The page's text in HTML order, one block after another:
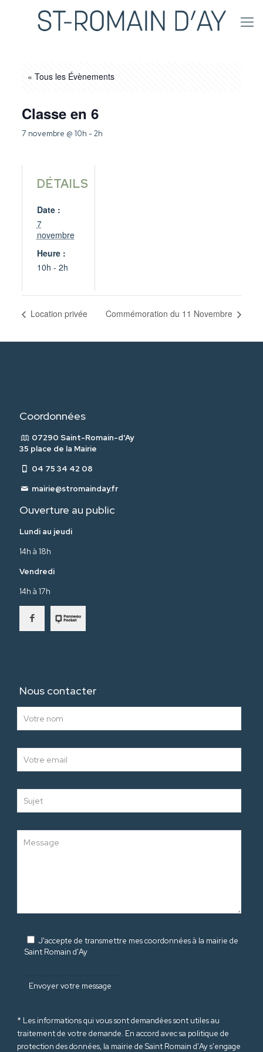
« Tous les Évènements
Classe en 6
7 novembre @ 10h -2h
DÉTAILS
Date :
7
novembre
Heure :
10h - 2h
Location privée Commémoration du 11 Novembre
Coordonnées
07290 Saint-Romain-d'Ay
35 place de la Mairie
04 75 34 42 08
mairie@stromainday.fr
Ouverture au public
Lundi au jeudi
14h à 18h
Vendredi
14h à 17h
Nous contacter
J'accepte de transmettre mes coordonnées à la mairie de
Saint Romain d'Ay
* Les informations qui vous sont demandées sont utiles au
traitement de votre demande. En accord avec sa politique de
protection des données, la mairie de Saint Romain d'Ay s'engage